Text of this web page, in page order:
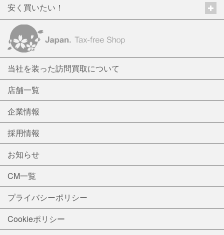
安く買いたい！
当社を装った訪問買取について
店舗一覧
企業情報
採用情報
お知らせ
CM一覧
プライバシーポリシー
Cookieポリシー